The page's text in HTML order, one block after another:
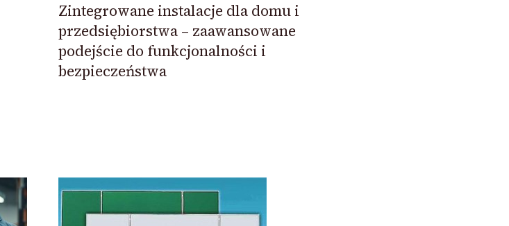
Zintegrowane instalacje dla domu i
przedsiębiorstwa – zaawansowane
podejście do funkcjonalności i
bezpieczeństwa